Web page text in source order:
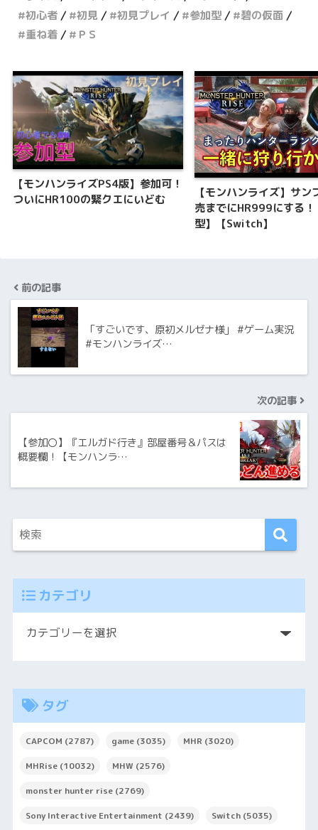
初心者
初見 初見プレイ 参加型
碧の仮面
重ね着
ＰＳ
【モンハンライズPS4版】参加可！
ついにHR100の緊クエにいどむ
【モンハンライズ】サン
売までにHR999にする！
型】【Switch】
前の記事
「すごいです、原初メルゼナ様」 #ゲーム実況
#モンハンライズ…
次の記事
【参加〇】『エルガド行き』部屋番号＆パスは
概要欄！【モンハンラ…
カテゴリ
タグ
CAPCOM (2787) game(3035) MHR (3020)
MHRise(10032) MHW (2576)
monster hunter rise(2769)
Sony Interactive Entertainment (2439) Switch(5035)